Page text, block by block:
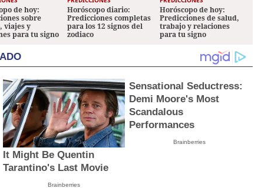
de hoy:
sobre
viajes y
para tu signo
Horóscopo diario:
Predicciones completas
para los 12 signos del
zodiaco
Horóscopo de hoy:
Predicciones de salud,
trabajo y relaciones
para tu signo
It Might Be Quentin
Tarantino's Last Movie
Brainberries
Sensational Seductress:
Demi Moore's Most
Scandalous
Performances
Brainberries